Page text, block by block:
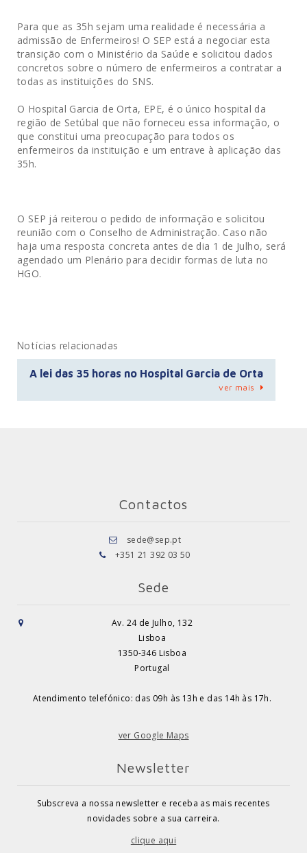
Para que as 35h sejam uma realidade é necessária a
admissão de Enfermeiros! O SEP está a negociar esta
transição com o Ministério da Saúde e solicitou dados
concretos sobre o número de enfermeiros a contratar a
todas as instituições do SNS.
O Hospital Garcia de Orta, EPE, é o único hospital da
região de Setúbal que não forneceu essa informação, o
que constitui uma preocupação para todos os
enfermeiros da instituição e um entrave à aplicação das
35h.
O SEP já reiterou o pedido de informação e solicitou
reunião com o Conselho de Administração. Caso não
haja uma resposta concreta antes de dia 1 de Julho, será
agendado um Plenário para decidir formas de luta no
HGO.
Notícias relacionadas
A lei das 35 horas no Hospital Garcia de Orta
ver mais
Contactos
sede@sep.pt
+351 21 392 03 50
Sede
Av. 24 de Julho, 132
Lisboa
1350-346 Lisboa
Portugal
Atendimento telefónico: das 09h às 13h e das 14h às 17h.
ver Google Maps
Newsletter
Subscreva a nossa newsletter e receba as mais recentes
novidades sobre a sua carreira.
clique aqui